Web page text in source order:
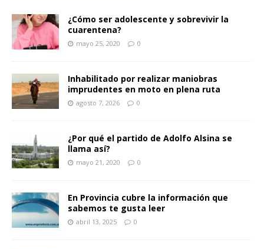
¿Cómo ser adolescente y sobrevivir la
cuarentena?
mayo 25, 2020 0
Inhabilitado por realizar maniobras
imprudentes en moto en plena ruta
agosto 7, 2026 0
¿Por qué el partido de Adolfo Alsina se
llama así?
mayo 21, 2020 0
En Provincia cubre la información que
sabemos te gusta leer
abril 13, 2025 0